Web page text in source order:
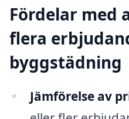
Fördelar med
flera
byggstädning
Jämförelse av